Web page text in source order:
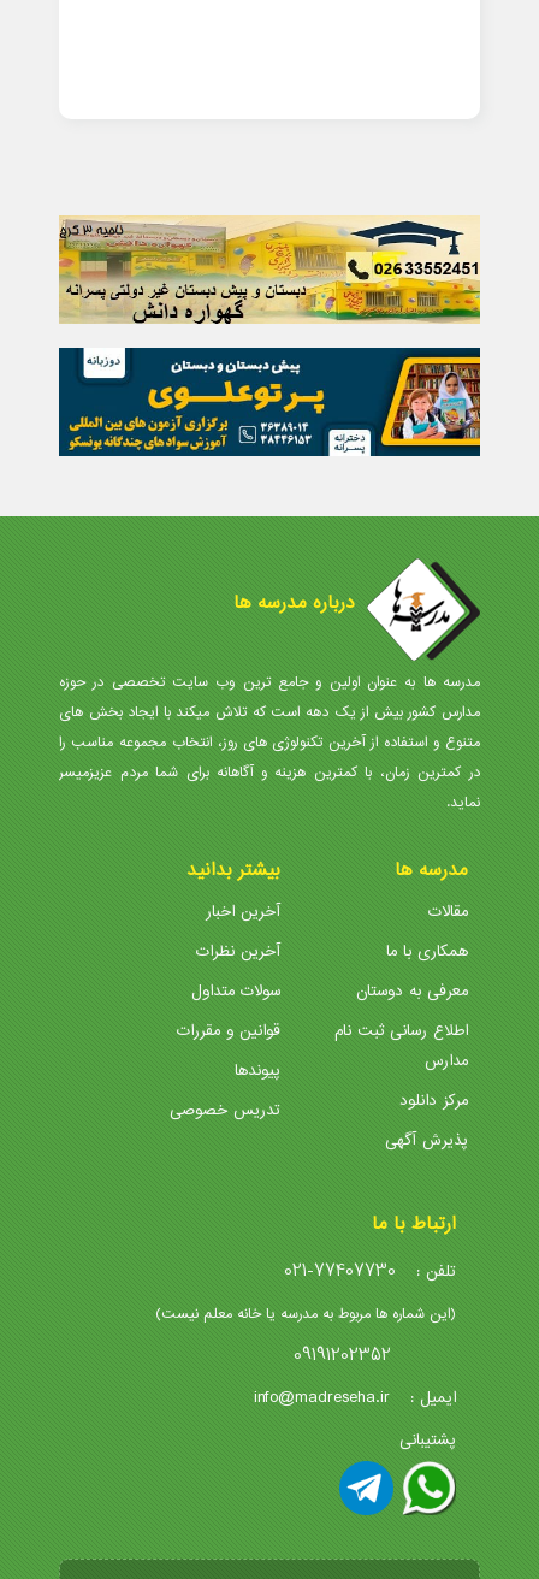
درباره مدرسه ها
مدرسه ها به عنوان اولین و جامع ترین وب سایت تخصصی در حوزه
مدارس کشور بیش از یک دهه است که تلاش میکند با ایجاد بخش های
متنوع و استفاده از آخرین تکنولوژی های روز، انتخاب مجموعه مناسب را
در کمترین زمان، با کمترین هزینه و آگاهانه برای شما مردم عزیزمیسر
نماید.
مدرسه ها
مقالات
همکاری با ما
معرفی به دوستان
اطلاع رسانی ثبت نام
مدارس
مرکز دانلود
پذیرش آگهی
بیشتر بدانید
آخرین اخبار
آخرین نظرات
سولات متداول
قوانین و مقررات
پیوندها
تدریس خصوصی
ارتباط با ما
تلفن : 021-77407730
(این شماره ها مربوط به مدرسه یا خانه معلم نیست)
09191202352
ایمیل : info@madreseha.ir
پشتیبانی